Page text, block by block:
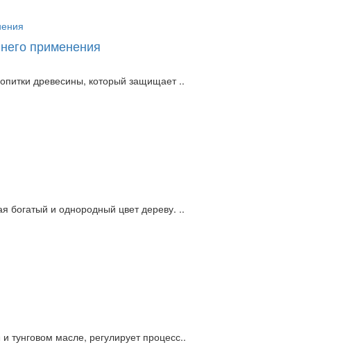
применения
древесины, который защищает ..
богатый и однородный цвет дереву. ..
масле, регулирует процесс..